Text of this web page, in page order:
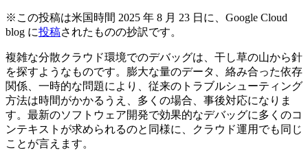
※この投稿は米国時間 2025 年 8 月 23 日に、Google Cloud
blog に投稿されたものの抄訳です。
複雑な分散クラウド環境でのデバッグは、干し草の山から針
を探すようなものです。膨大な量のデータ、絡み合った依存
関係、一時的な問題により、従来のトラブルシューティング
方法は時間がかかるうえ、多くの場合、事後対応になりま
す。最新のソフトウェア開発で効果的なデバッグに多くのコ
ンテキストが求められるのと同様に、クラウド運用でも同じ
ことが言えます。